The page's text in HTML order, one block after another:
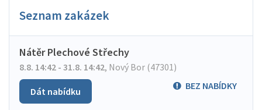
Seznam zakázek
Nátěr Plechové Střechy
8.8. 14:42 - 31.8. 14:42, Nový Bor (47301)
BEZ NABÍDKY
Dát nabídku